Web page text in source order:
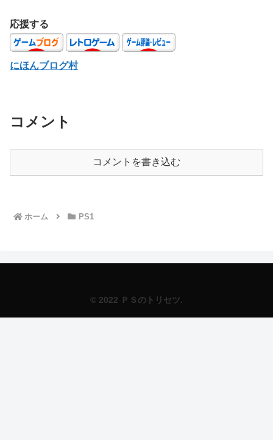
応援する
にほんブログ村
コメント
コメントを書き込む
ホーム PS1
© 2022 ＰＳのトリセツ.